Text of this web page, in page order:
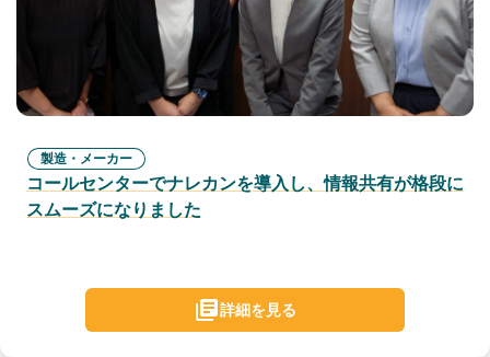
製造・メーカー
コールセンターでナレカンを導入し、情報共有が格段に
スムーズになりました
詳細を見る